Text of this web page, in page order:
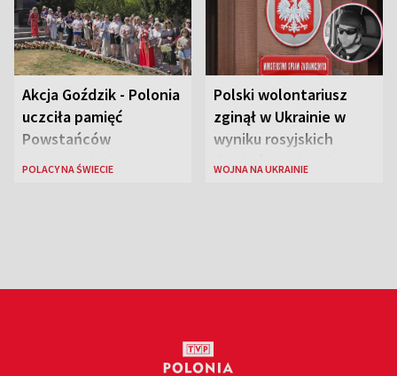
Akcja Goździk - Polonia
uczciła pamięć
Powstańców
Warszawskich
POLACY NA ŚWIECIE
Polski wolontariusz
zginął w Ukrainie w
wyniku rosyjskich
działań zbrojnych
WOJNA NA UKRAINIE